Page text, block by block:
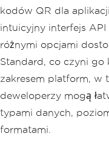
kodów QR dla
intuicyjny interfejs
różnymi opcjami
Standard, co czyni go
zakresem platform, w
deweloperzy mogą
typami danych,
formatami.